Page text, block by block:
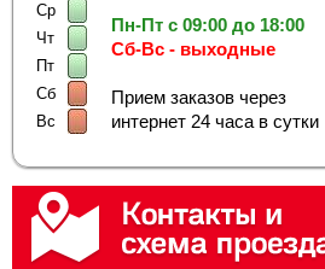
Ср
Чт
Пт
Сб
Вс
Пн-Пт с 09:00 до 18:00
Сб-Вс - выходные
Прием заказов через
интернет 24 часа в сутки